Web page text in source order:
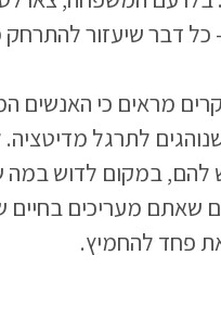
כל דבר שיעזור
מראים כי האנשים
לתרגל
להם, במקום לדוש במה
שאתם מעריכים
פחד להחמיץ.